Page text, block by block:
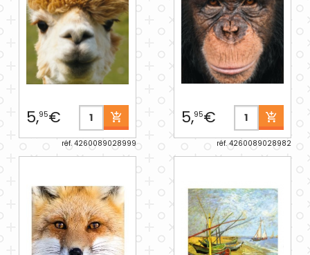
5,95€
réf. 4260089028999
5,95€
réf. 4260089028982